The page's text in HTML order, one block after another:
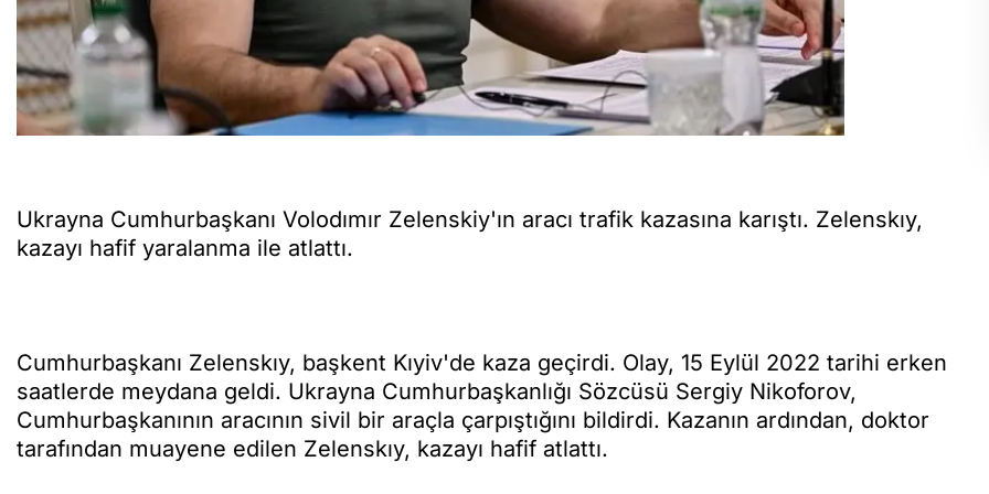
Ukrayna Cumhurbaşkanı Volodımır Zelenskiy'ın aracı trafik kazasına karıştı. Zelenskıy,
kazayı hafif yaralanma ile atlattı.
Cumhurbaşkanı Zelenskıy, başkent Kıyiv'de kaza geçirdi. Olay, 15 Eylül 2022 tarihi erken
saatlerde meydana geldi. Ukrayna Cumhurbaşkanlığı Sözcüsü Sergiy Nikoforov,
Cumhurbaşkanının aracının sivil bir araçla çarpıştığını bildirdi. Kazanın ardından, doktor
tarafından muayene edilen Zelenskıy, kazayı hafif atlattı.